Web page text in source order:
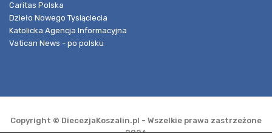
Caritas Polska
Dzieło Nowego Tysiąclecia
Katolicka Agencja Informacyjna
Vatican News - po polsku
Copyright © DiecezjaKoszalin.pl - Wszelkie prawa zastrzeżone